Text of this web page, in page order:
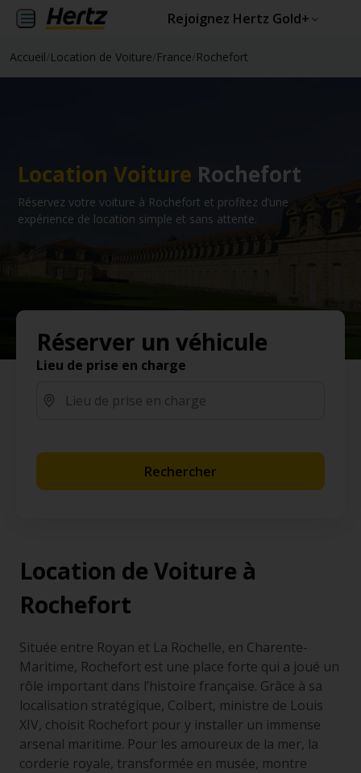
Rejoignez Hertz Gold+
Accueil Location de Voiture France Rochefort
Location Voiture Rochefort
Réservez votre voiture à Rochefort et profitez d’une
expérience de location simple et sans attente.
Réserver un véhicule
Lieu de prise en charge
Rechercher
Location de Voiture à
Rochefort
Située entre Royan et La Rochelle, en Charente-
Maritime, Rochefort est une place forte qui a joué un
rôle important dans l’histoire française. Grâce à sa
localisation stratégique, Colbert, ministre de Louis
XIV, choisit Rochefort pour y installer un immense
arsenal maritime. Pour les amoureux de la mer, la
corderie royale, transformée en musée, montre